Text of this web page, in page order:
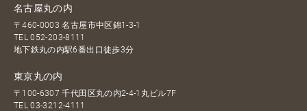
名古屋丸の内
〒460-0003 名古屋市中区錦1-3-1
TEL052-203-8111
地下鉄丸の内駅6番出口徒歩3分
東京丸の内
〒100-6307 千代田区丸の内2-4-1丸ビル7F
TEL03-3212-4111